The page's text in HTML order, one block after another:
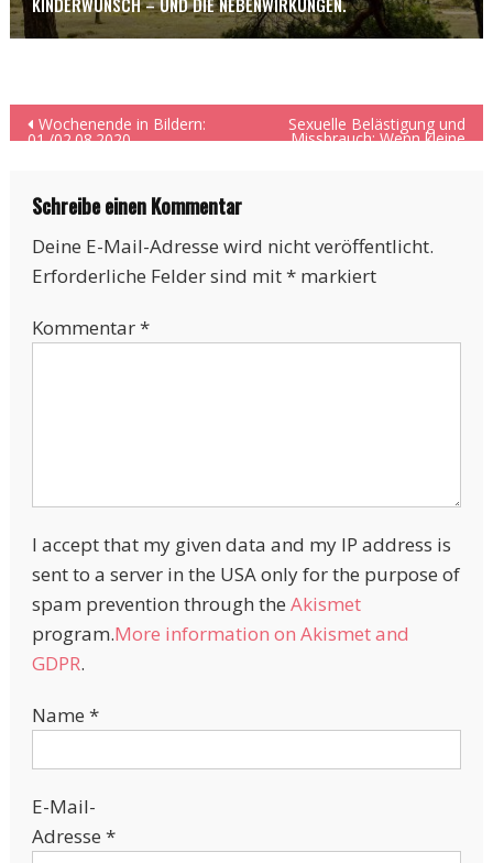
Beitragsnavigation
Wochenende in Bildern:
01./02.08.2020
Sexuelle Belästigung und
Missbrauch: Wenn kleine
Schreibe einen Kommentar
Deine E-Mail-Adresse wird nicht veröffentlicht.
Erforderliche Felder sind mit*markiert
Kommentar*
I accept that my given data and my IP address is
sent to a server in the USA only for the purpose of
spam prevention through the Akismet
program.More information on Akismet and
GDPR.
Name *
E-Mail-
Adresse *